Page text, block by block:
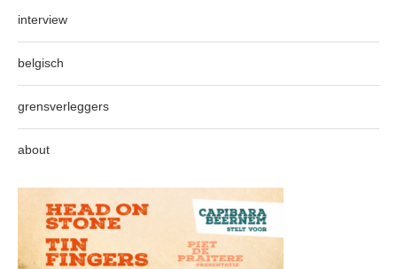
interview
belgisch
grensverleggers
about